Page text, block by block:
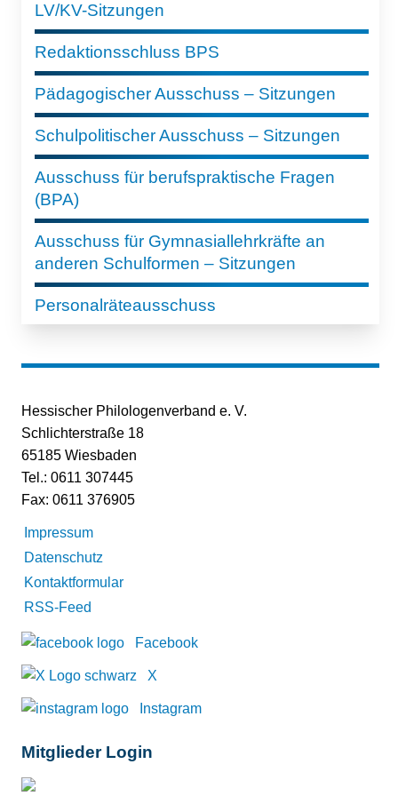
LV/KV-Sitzungen
Redaktionsschluss BPS
Pädagogischer Ausschuss – Sitzungen
Schulpolitischer Ausschuss – Sitzungen
Ausschuss für berufspraktische Fragen
(BPA)
Ausschuss für Gymnasiallehrkräfte an
anderen Schulformen – Sitzungen
Personalräteausschuss
Hessischer Philologenverband e. V.
Schlichterstraße 18
65185 Wiesbaden
Tel.: 0611 307445
Fax: 0611 376905
Impressum
Datenschutz
Kontaktformular
RSS-Feed
Facebook
X
Instagram
Mitglieder Login